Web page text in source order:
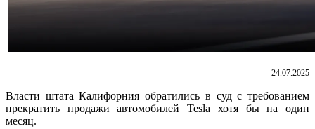
24.07.2025
Власти штата Калифорния обратились в суд с требованием
прекратить продажи автомобилей Tesla хотя бы на один
месяц.